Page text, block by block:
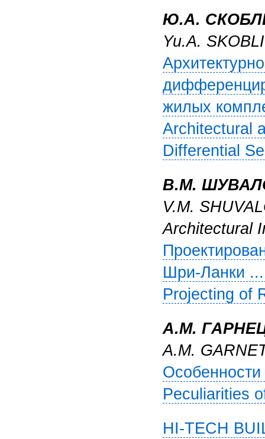
Ю.А.
Yu.A.
жилых
Architectural
Differential
В.М.
V.M.
Architectural
Шри-Ланки
Projecting of
А.М.
A.M.
Peculiarities
HI-TECH